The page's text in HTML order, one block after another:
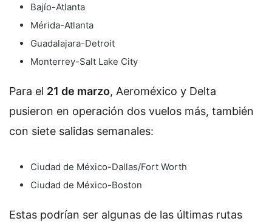
Bajío-Atlanta
Mérida-Atlanta
Guadalajara-Detroit
Monterrey-Salt Lake City
Para el 21 de marzo, Aeroméxico y Delta
pusieron en operación dos vuelos más, también
con siete salidas semanales:
Ciudad de México-Dallas/Fort Worth
Ciudad de México-Boston
Estas podrían ser algunas de las últimas rutas